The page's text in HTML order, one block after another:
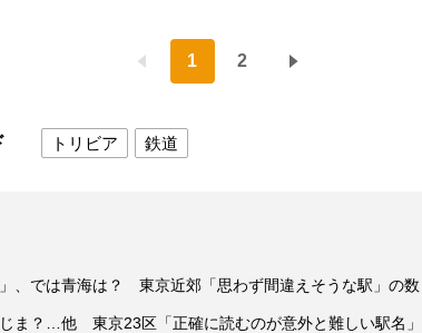
1 2
トリビア 鉄道
、では青海は？ 東京近郊「思わず間違えそうな駅」の数
ま？…他 東京23区「正確に読むのが意外と難しい駅名」